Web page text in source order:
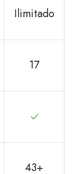
Ilimitado
17
43+